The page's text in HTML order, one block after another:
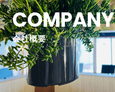
COMPANY
会社概要